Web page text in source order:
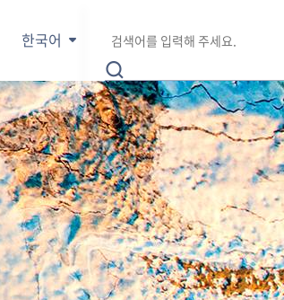
한국어
l
i
s
h
日
本
語
中
文
합
검
색
검
색
어
입
력